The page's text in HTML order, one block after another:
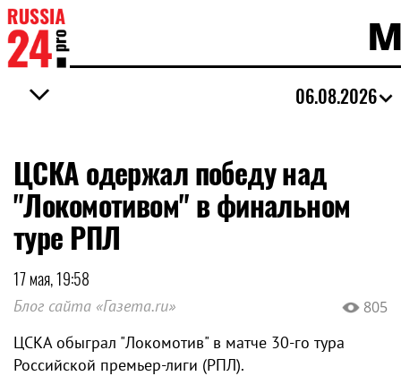
06.08.2026
ЦСКА одержал победу над
"Локомотивом" в финальном
туре РПЛ
17 мая, 19:58
Блог сайта «Газета.ru» 805
ЦСКА обыграл "Локомотив" в матче 30-го тура
Российской премьер-лиги (РПЛ).